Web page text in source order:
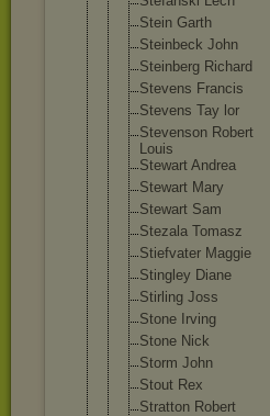
Stein Garth
Steinbeck John
Steinberg Richard
Stevens Francis
Stevens Tay lor
Stevenson Robert
Louis
Stewart Andrea
Stewart Mary
Stewart Sam
Stezala Tomasz
Stiefvater Maggie
Stingley Diane
Stirling Joss
Stone Irving
Stone Nick
Storm John
Stout Rex
Stratton Robert